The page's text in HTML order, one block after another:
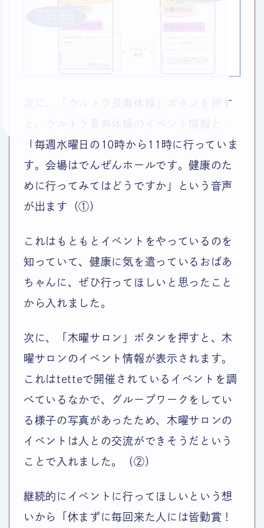
次に、「ウルトラ長寿体操」ボタンを押す
「毎週水曜日の10時から11時に行っていま
す。会場はでんぜんホールです。健康のた
めに行ってみてはどうですか」という音声
が出ます（①）
これはもともとイベントをやっているのを
知っていて、健康に気を遣っているおばあ
ちゃんに、ぜひ行ってほしいと思ったこと
から入れました。
次に、「木曜サロン」ボタンを押すと、木
曜サロンのイベント情報が表示されます。
これはtetteで開催されているイベントを調
べているなかで、グループワークをしてい
る様子の写真があったため、木曜サロンの
イベントは人との交流ができそうだという
ことで入れました。（②）
継続的にイベントに行ってほしいという想
いから「休まずに毎回来た人には皆勤賞！